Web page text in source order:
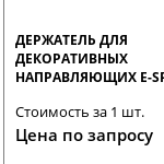
ДЕРЖАТЕЛЬ ДЛЯ
ДЕКОРАТИВНЫХ
НАПРАВЛЯЮЩИХ E-
Стоимость за 1 шт.
Цена по запросу